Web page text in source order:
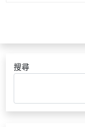
搜尋